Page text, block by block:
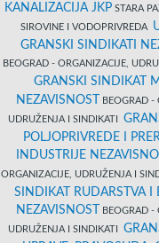
KANALIZACIJA JKPSTARA
SIROVINE I VODOPRIVREDA
GRANSKI SINDIKATI
BEOGRAD - ORGANIZACIJE,
GRANSKI SINDIKAT
NEZAVISNOST
BEOGRAD -
UDRUŽENJA I SINDIKATI
POLJOPRIVREDE I
INDUSTRIJE
ORGANIZACIJE, UDRUŽENJA I
SINDIKAT RUDARSTVA I
NEZAVISNOST
BEOGRAD -
UDRUŽENJA I SINDIKATI